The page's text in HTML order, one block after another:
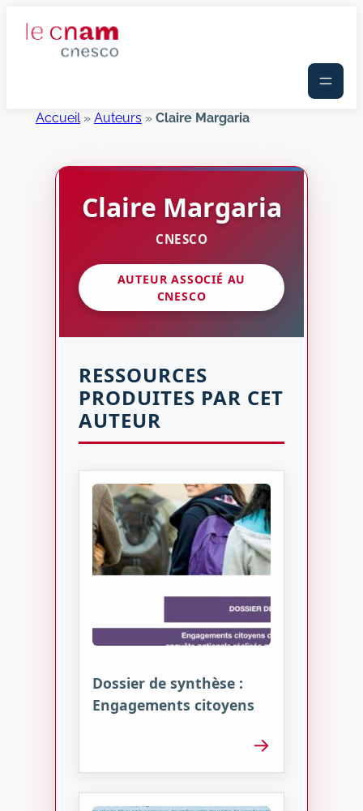
Accueil» Auteurs» Claire Margaria
Claire Margaria
CNESCO
AUTEUR ASSOCIÉ AU
CNESCO
RESSOURCES
PRODUITES PAR CET
AUTEUR
Dossier de synthèse :
Engagements citoyens
→